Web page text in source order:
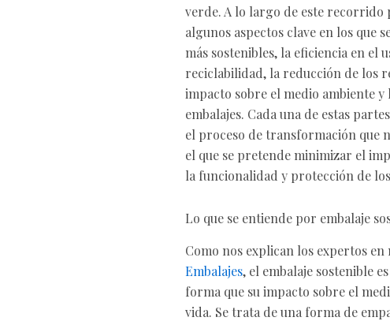
verde. A lo largo de este
algunos aspectos clave en los que
más sostenibles, la eficiencia en el
reciclabilidad, la reducción de los
impacto sobre el medio ambiente
embalajes. Cada una de estas
el proceso de transformación que
el que se pretende minimizar el
la funcionalidad y protección de
Lo que se entiende por embalaje
Como nos explican los expertos
Embalajes, el embalaje sostenible
forma que su impacto sobre el
vida. Se trata de una forma de